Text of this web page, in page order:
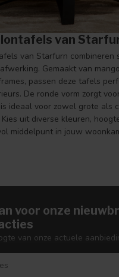
van
van Starfurn combineren
Gemaakt van
passen deze tafels
De ronde vorm zorgt
ideaal voor zowel grote als
uit diverse kleuren,
middelpunt in jouw
voor onze
van onze actuele